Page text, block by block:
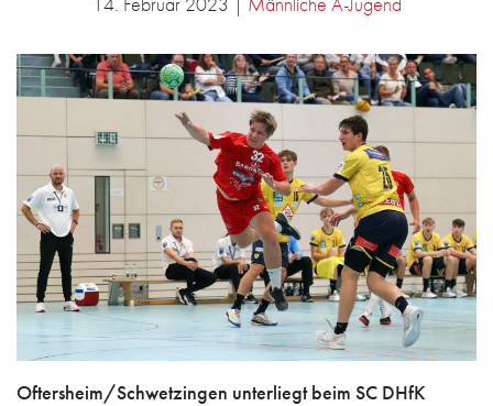
Oftersheim/Schwetzingen unterliegt beim SC DHfK